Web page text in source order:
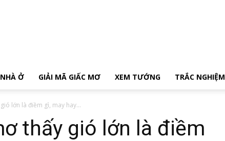
Ở GIẢI MÃ GIẤC MƠ XEM TƯỚNG TRẮC NGHIỆM
lớn là điềm gì, may hay...
thấy gió lớn là điềm